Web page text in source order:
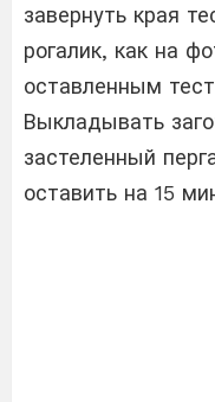
завернуть края
рогалик, как на
оставленным
Выкладывать
застеленный
оставить на 15